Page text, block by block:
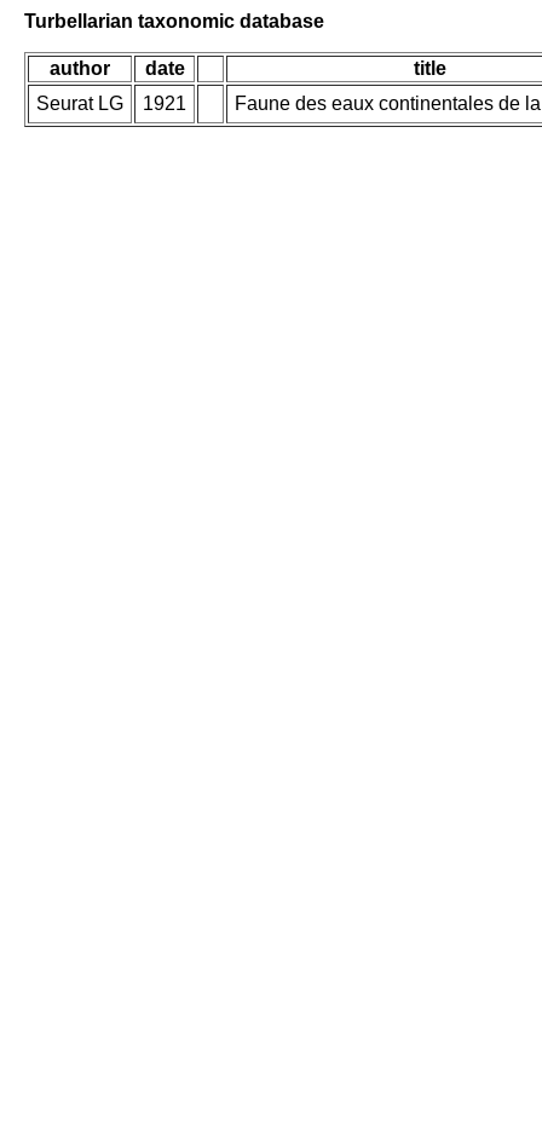
Turbellarian taxonomic database
author date
title
Seurat LG
1921 Faune des eaux continentales de